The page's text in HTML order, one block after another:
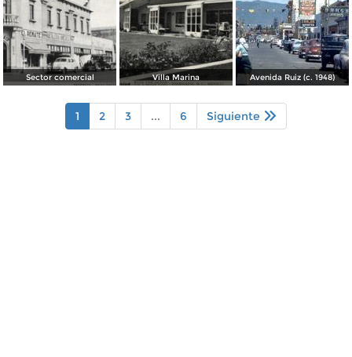
Sector comercial Villa Marina Avenida Ruiz (c. 1948)
1 2 3 ... 6 Siguiente